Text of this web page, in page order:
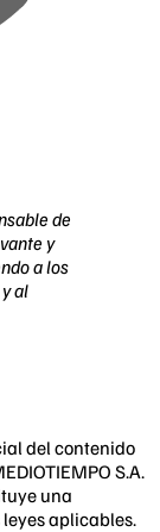
de
y
a los
al
del contenido
S.A.
una
aplicables.